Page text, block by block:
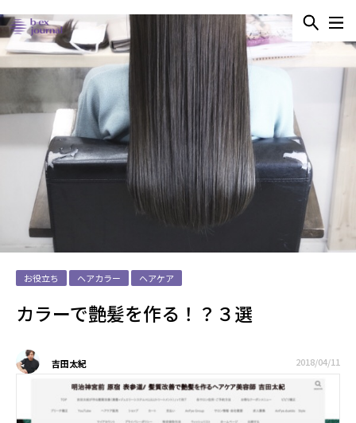
お役立ち ヘアカラー ヘアケア
カラーで艶髪を作る！？３選
吉田太紀 2018/04/11